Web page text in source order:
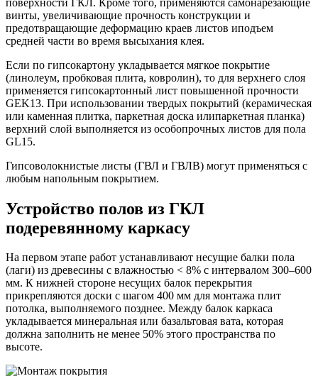
винты, увеличивающие прочность конструкции и
предотвращающие деформацию краев листов иподъем
средней части во время высыхания клея.
Если по гипсокартону укладывается мягкое покрытие
(линолеум, пробковая плита, ковролин), то для верхнего слоя
применяется гипсокартонный лист повышенной прочности
GEK13. При использовании твердых покрытий (керамическая
или каменная плитка, паркетная доска илипаркетная планка)
верхний слой выполняется из особопрочных листов для пола
GL15.
Гипсоволокнистые листы (ГВЛ и ГВЛВ) могут применяться с
любым напольным покрытием.
Устройство полов из ГКЛ
подеревянному каркасу
На первом этапе работ устанавливают несущие балки пола
(лаги) из древесины с влажностью < 8% с интервалом 300–600
мм. К нижней стороне несущих балок перекрытия
прикрепляются доски с шагом 400 мм для монтажа плит
потолка, выполняемого позднее. Между балок каркаса
укладывается минеральная или базальтовая вата, которая
должна заполнить не менее 50% этого пространства по
высоте.